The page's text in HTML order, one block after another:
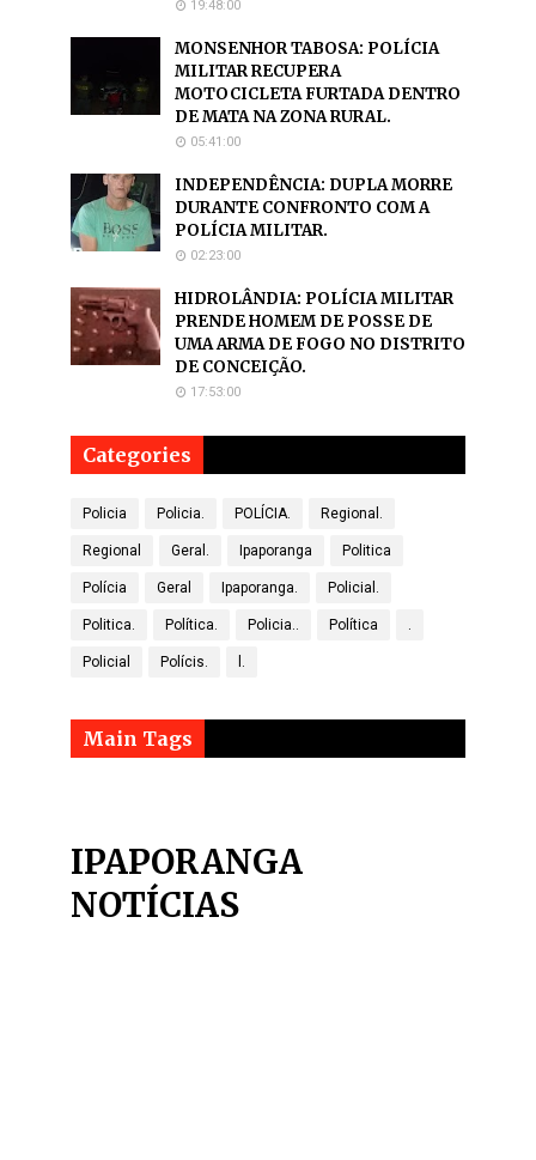
19:48:00
MONSENHOR TABOSA: POLÍCIA
MILITAR RECUPERA
MOTOCICLETA FURTADA DENTRO
DE MATA NA ZONA RURAL.
05:41:00
INDEPENDÊNCIA: DUPLA MORRE
DURANTE CONFRONTO COM A
POLÍCIA MILITAR.
02:23:00
HIDROLÂNDIA: POLÍCIA MILITAR
PRENDE HOMEM DE POSSE DE
UMA ARMA DE FOGO NO DISTRITO
DE CONCEIÇÃO.
17:53:00
Categories
Policia Policia. POLÍCIA. Regional.
Regional Geral. Ipaporanga Politica
Polícia Geral Ipaporanga. Policial.
Politica. Política. Policia.. Política .
Policial Polícis. l.
Main Tags
IPAPORANGA
NOTÍCIAS